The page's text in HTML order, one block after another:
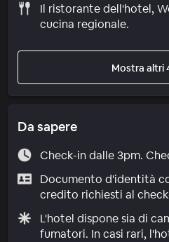
Il ristorante dell'hotel,
cucina regionale.
Mostra altri
Da sapere
Check-in dalle 3pm.
Documento d'identità
credito richiesti al
L'hotel dispone sia di
fumatori. In casi rari,